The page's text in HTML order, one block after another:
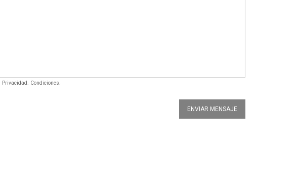
Privacidad Condiciones
ENVIAR MENSAJE